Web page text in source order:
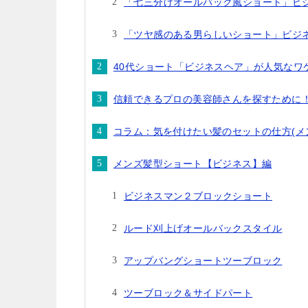
「ツヤ感のある男らしいショート」ビジ
40代ショート「ビジネスヘア」が人気なワ
信頼できるプロの美容師さんを探すために！
コラム：気を付けたい髪のセットの仕方(メ
メンズ髪型ショート【ビジネス】編
ビジネスマン２ブロックショート
ルード刈上げオールバックスタイル
アップバングショートツーブロック
ツーブロック＆サイドパート